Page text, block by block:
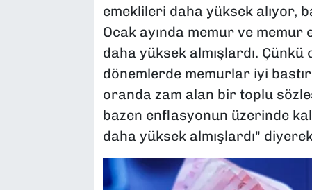
emeklileri daha yüksek alıyor,
Ocak ayında memur ve
daha yüksek almışlardı.
dönemlerde memurlar iyi
oranda zam alan bir toplu
bazen enflasyonun üzerinde
daha yüksek almışlardı"